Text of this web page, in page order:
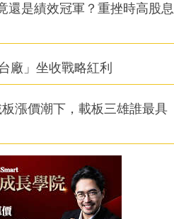
還是績效冠軍？重挫時高股息
廠」坐收戰略紅利
漲價潮下，載板三雄誰最具